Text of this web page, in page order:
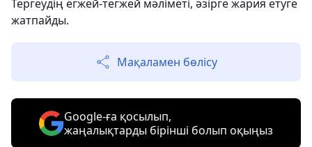
Тергеудің егжей-тегжей мәліметі, әзірге жария етуге
жатпайды.
Мақаламен бөлісу
Google-ға қосылып,
жаңалықтарды бірінші болып оқыңыз